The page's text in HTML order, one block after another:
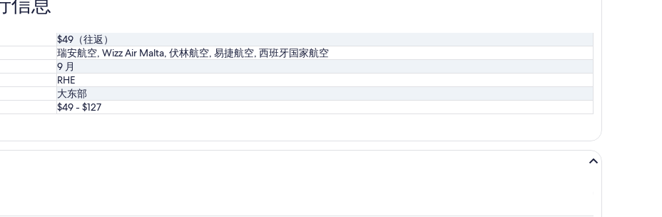
$49（往返）
瑞安航空, Wizz Air Malta, 伏林航空, 易捷航空, 西班牙国家航空
9 月
RHE
大东部
$49 - $127